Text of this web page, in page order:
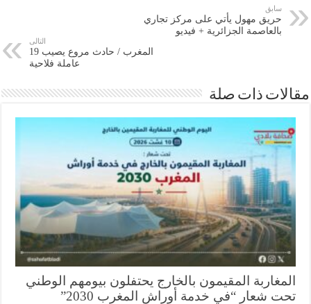
حريق مهول يأتي على مركز تجاري
بالعاصمة الجزائرية + فيديو
المغرب / حادث مروع يصيب 19
عاملة فلاحية
ذات صلة
المقيمون بالخارج يحتفلون بيومهم الوطني
شعار “في خدمة أوراش المغرب 2030”